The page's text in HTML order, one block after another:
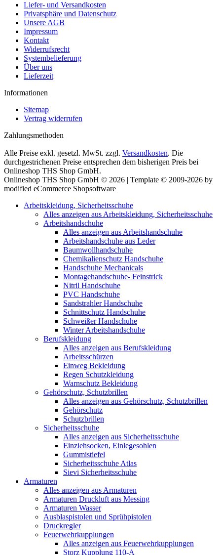
Liefer- und Versandkosten
Privatsphäre und Datenschutz
Unsere AGB
Impressum
Kontakt
Widerrufsrecht
Systembelieferung
Über uns
Lieferzeit
Informationen
Sitemap
Vertrag widerrufen
Zahlungsmethoden
Alle Preise exkl. gesetzl. MwSt. zzgl. Versandkosten. Die
durchgestrichenen Preise entsprechen dem bisherigen Preis bei
Onlineshop THS Shop GmbH.
Onlineshop THS Shop GmbH © 2026 | Template © 2009-2026 by
modified eCommerce Shopsoftware
Arbeitskleidung, Sicherheitsschuhe
Alles anzeigen aus Arbeitskleidung, Sicherheitsschuhe
Arbeitshandschuhe
Alles anzeigen aus Arbeitshandschuhe
Arbeitshandschuhe aus Leder
Baumwollhandschuhe
Chemikalienschutz Handschuhe
Handschuhe Mechanicals
Montagehandschuhe- Feinstrick
Nitril Handschuhe
PVC Handschuhe
Sandstrahler Handschuhe
Schnittschutz Handschuhe
Schweißer Handschuhe
Winter Arbeitshandschuhe
Berufskleidung
Alles anzeigen aus Berufskleidung
Arbeitsschürzen
Einweg Bekleidung
Regen Schutzkleidung
Warnschutz Bekleidung
Gehörschutz, Schutzbrillen
Alles anzeigen aus Gehörschutz, Schutzbrillen
Gehörschutz
Schutzbrillen
Sicherheitsschuhe
Alles anzeigen aus Sicherheitsschuhe
Einziehsocken, Einlegesohlen
Gummistiefel
Sicherheitsschuhe Atlas
Sievi Sicherheitsschuhe
Armaturen
Alles anzeigen aus Armaturen
Armaturen Druckluft aus Messing
Armaturen Wasser
Ausblaspistolen und Sprühpistolen
Druckregler
Feuerwehrkupplungen
Alles anzeigen aus Feuerwehrkupplungen
Storz Kupplung 110-A